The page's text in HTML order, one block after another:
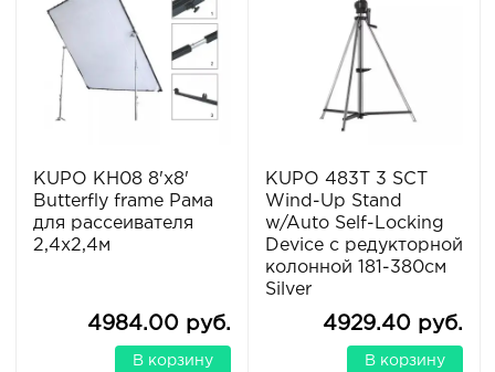
KUPO KH08 8'x8'
Butterfly frame Рама
для рассеивателя
2,4х2,4м
4984.00 руб.
В корзину
KUPO 483T 3 SCT
Wind-Up Stand
w/Auto Self-Locking
Device с редукторной
колонной 181-380см
Silver
4929.40 руб.
В корзину